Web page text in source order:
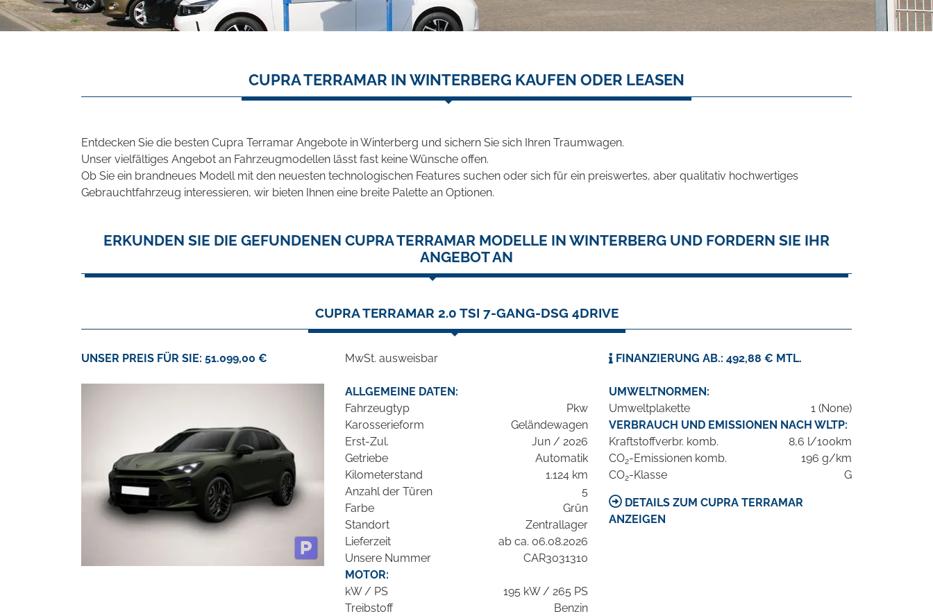
CUPRA TERRAMAR IN WINTERBERG KAUFEN ODER LEASEN
Entdecken Sie die besten Cupra Terramar Angebote in Winterberg und sichern Sie sich Ihren Traumwagen.
Unser vielfältiges Angebot an Fahrzeugmodellen lässt fast keine Wünsche offen.
Ob Sie ein brandneues Modell mit den neuesten technologischen Features suchen oder sich für ein preiswertes, aber qualitativ hochwertiges
Gebrauchtfahrzeug interessieren, wir bieten Ihnen eine breite Palette an Optionen.
ERKUNDEN SIE DIE GEFUNDENEN CUPRA TERRAMAR MODELLE IN WINTERBERG UND FORDERN SIE IHR
ANGEBOT AN
CUPRA TERRAMAR 2.0 TSI 7-GANG-DSG 4DRIVE
UNSER PREIS FÜR SIE: 51.099,00 € MwSt. ausweisbar FINANZIERUNG AB.: 492,88 € MTL.
ALLGEMEINE DATEN:
Fahrzeugtyp
Pkw
Karosserieform
Geländewagen
Erst-Zul.
Jun / 2026
Getriebe
Automatik
Kilometerstand
1.124 km
Anzahl der Türen
5
Farbe
Grün
Standort
Zentrallager
Lieferzeit
ab ca. 06.08.2026
Unsere Nummer
CAR3031310
MOTOR:
kW / PS
195 kW / 265 PS
Treibstoff
Benzin
UMWELTNORMEN:
Umweltplakette
1 (None)
VERBRAUCH UND EMISSIONEN NACH WLTP:
Kraftstoffverbr. komb.
8,6 l/100km
CO2-Emissionen komb.
196 g/km
CO2-Klasse G
DETAILS ZUM CUPRA TERRAMAR
ANZEIGEN